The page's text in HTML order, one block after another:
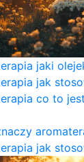
jaki
jak
co to
jak